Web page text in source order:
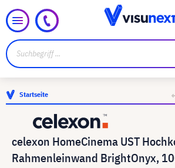
Startseite
celexon HomeCinema UST
Rahmenleinwand BrightOnyx,